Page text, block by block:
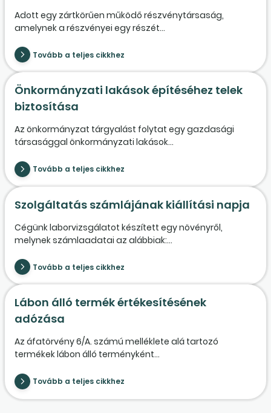
Adott egy zártkörűen működő részvénytársaság,
amelynek a részvényei egy részét...
Tovább a teljes cikkhez
Önkormányzati lakások építéséhez telek
biztosítása
Az önkormányzat tárgyalást folytat egy gazdasági
társasággal önkormányzati lakások...
Tovább a teljes cikkhez
Szolgáltatás számlájának kiállítási napja
Cégünk laborvizsgálatot készített egy növényről,
melynek számlaadatai az alábbiak:...
Tovább a teljes cikkhez
Lábon álló termék értékesítésének
adózása
Az áfatörvény 6/A. számú melléklete alá tartozó
termékek lábon álló terményként...
Tovább a teljes cikkhez